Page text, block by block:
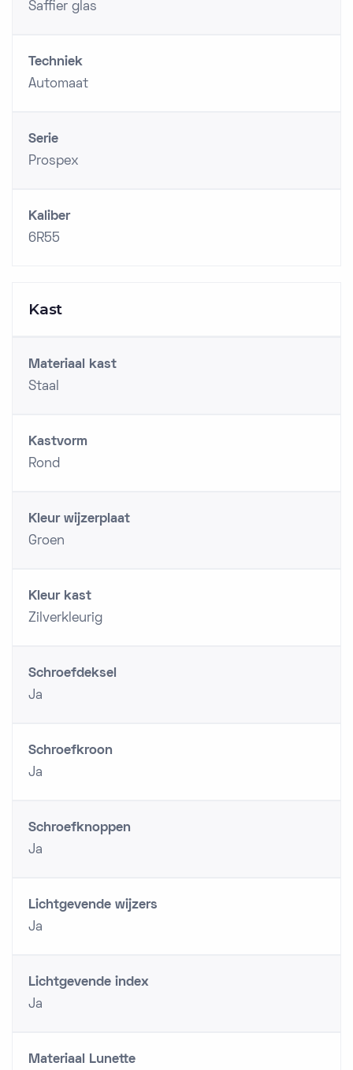
Saffier glas
Techniek
Automaat
Serie
Prospex
Kaliber
6R55
Kast
Materiaal kast
Staal
Kastvorm
Rond
Kleur wijzerplaat
Groen
Kleur kast
Zilverkleurig
Schroefdeksel
Ja
Schroefkroon
Ja
Schroefknoppen
Ja
Lichtgevende wijzers
Ja
Lichtgevende index
Ja
Materiaal Lunette